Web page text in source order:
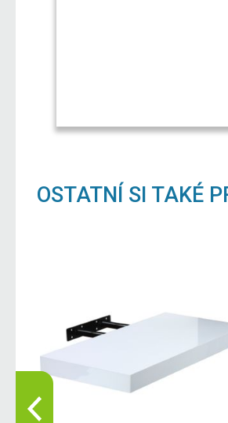
OSTATNÍ SI TAKÉ